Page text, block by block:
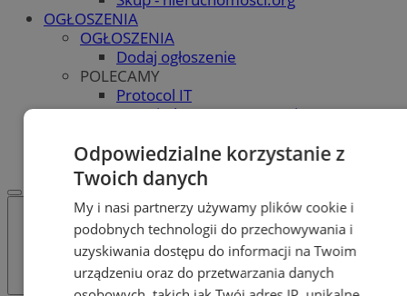
OGŁOSZENIA
OGŁOSZENIA
Dodaj ogłoszenie
POLECAMY
Protocol IT
Pracuj.pl - praca w Bytomiu
WSPÓŁPRACA
Odpowiedzialne korzystanie z
Twoich danych
My i nasi partnerzy używamy plików cookie i
podobnych technologii do przechowywania i
uzyskiwania dostępu do informacji na Twoim
urządzeniu oraz do przetwarzania danych